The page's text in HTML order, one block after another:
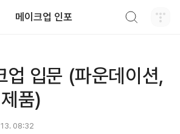
메이크업 인포
업 입문 (파운데이션,
품)
08:32